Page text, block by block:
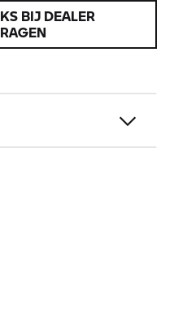
BIJ DEALER